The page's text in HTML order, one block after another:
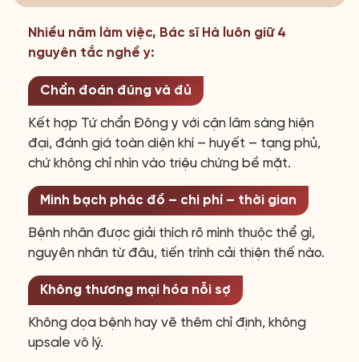
Nhiều năm làm việc, Bác sĩ Hà luôn giữ 4
nguyên tắc nghề y:
Chẩn đoán đúng và đủ
Kết hợp Tứ chẩn Đông y với cận lâm sàng hiện
đại, đánh giá toàn diện khí – huyết – tạng phủ,
chứ không chỉ nhìn vào triệu chứng bề mặt.
Minh bạch phác đồ – chi phí – thời gian
Bệnh nhân được giải thích rõ mình thuộc thể gì,
nguyên nhân từ đâu, tiến trình cải thiện thế nào.
Không thương mại hóa nỗi sợ
Không dọa bệnh hay vẽ thêm chỉ định, không
upsale vô lý.